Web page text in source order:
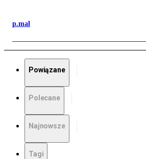
p.mal
Powiązane
Polecane
Najnowsze
Tagi